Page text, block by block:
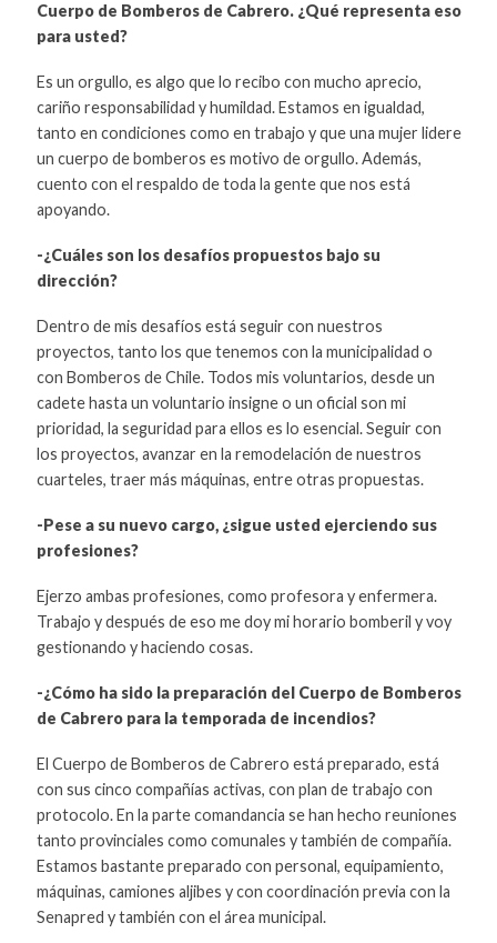
Cuerpo de Bomberos de Cabrero. ¿Qué representa eso
para usted?
Es un orgullo, es algo que lo recibo con mucho aprecio,
cariño responsabilidad y humildad. Estamos en igualdad,
tanto en condiciones como en trabajo y que una mujer lidere
un cuerpo de bomberos es motivo de orgullo. Además,
cuento con el respaldo de toda la gente que nos está
apoyando.
-¿Cuáles son los desafíos propuestos bajo su
dirección?
Dentro de mis desafíos está seguir con nuestros
proyectos, tanto los que tenemos con la municipalidad o
con Bomberos de Chile. Todos mis voluntarios, desde un
cadete hasta un voluntario insigne o un oficial son mi
prioridad, la seguridad para ellos es lo esencial. Seguir con
los proyectos, avanzar en la remodelación de nuestros
cuarteles, traer más máquinas, entre otras propuestas.
-Pese a su nuevo cargo, ¿sigue usted ejerciendo sus
profesiones?
Ejerzo ambas profesiones, como profesora y enfermera.
Trabajo y después de eso me doy mi horario bomberil y voy
gestionando y haciendo cosas.
-¿Cómo ha sido la preparación del Cuerpo de Bomberos
de Cabrero para la temporada de incendios?
El Cuerpo de Bomberos de Cabrero está preparado, está
con sus cinco compañías activas, con plan de trabajo con
protocolo. En la parte comandancia se han hecho reuniones
tanto provinciales como comunales y también de compañía.
Estamos bastante preparado con personal, equipamiento,
máquinas, camiones aljibes y con coordinación previa con la
Senapred y también con el área municipal.